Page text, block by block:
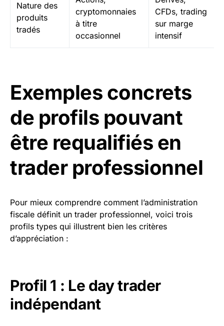
Nature des
produits
tradés
cryptomonnaies
à titre
occasionnel
CFDs, trading
sur marge
intensif
Exemples concrets
de profils pouvant
être requalifiés en
trader professionnel
Pour mieux comprendre comment l’administration
fiscale définit un trader professionnel, voici trois
profils types qui illustrent bien les critères
d’appréciation :
Profil 1 : Le day trader
indépendant